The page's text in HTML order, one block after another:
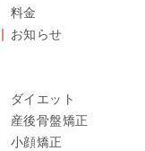
料金
お知らせ
ダイエット
産後骨盤矯正
小顔矯正